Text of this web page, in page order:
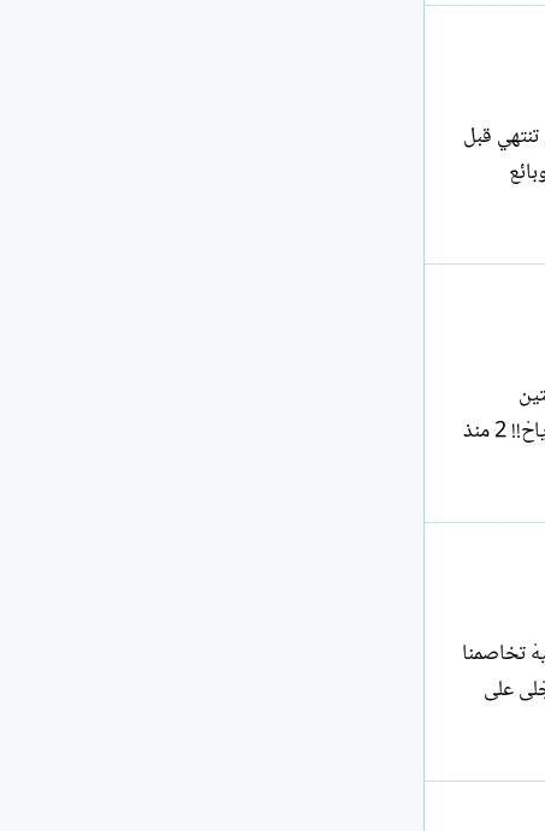
قبل
استفاق الفؤاد بعطرهما في مساء الجراحْ سأسأل تنورة شاغبتها الرياحُ، فشع الرخام، فصلى له النور في مهرجان الرياحْ!! 2 منذ
تخاصمنا
على